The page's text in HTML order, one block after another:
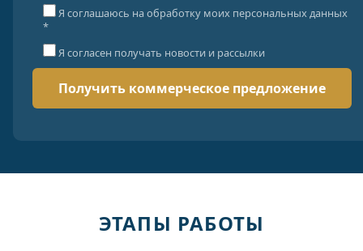
Я соглашаюсь на обработку моих персональных данных
*
Я согласен получать новости и рассылки
ЭТАПЫ РАБОТЫ